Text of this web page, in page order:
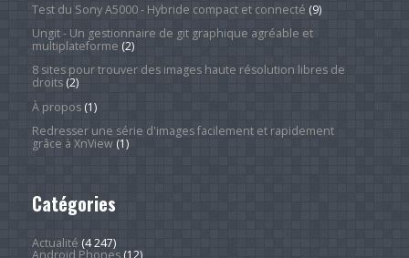
Test du Sony A5000 - Hybride compact et connecté (9)
Ungit - Un gestionnaire de git graphique agréable et
multiplateforme (2)
8 sites pour trouver des images haute résolution libres de
droits(2)
À propos(1)
Redresser une série d'images facilement et rapidement
grâce à XnView(1)
Catégories
Actualité (4 247)
Android Phones(12)